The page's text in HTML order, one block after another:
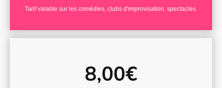
Tarif valable sur les comédies, clubs d'improvisation, spectacles.
8,00€